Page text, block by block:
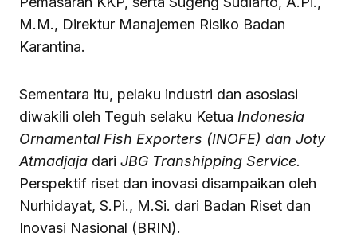
M.M., Direktur Manajemen Risiko Badan
Karantina.
Sementara itu, pelaku industri dan asosiasi
diwakili oleh Teguh selaku Ketua Indonesia
Ornamental Fish Exporters (INOFE) dan Joty
Atmadjaja dari JBG Transhipping Service.
Perspektif riset dan inovasi disampaikan oleh
Nurhidayat, S.Pi., M.Si. dari Badan Riset dan
Inovasi Nasional (BRIN).